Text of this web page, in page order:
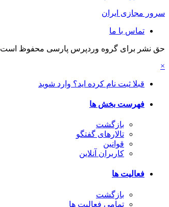
سرور مجازی ایران
تماس با ما
حق نشر برای گروه وردپرس پارسی محفوظ است
×
قبلا ثبت نام کرده اید؟ وارد شوید
فهرست بخش ها
بازگشت
تالارهای گفتگو
قوانین
کاربران آنلاین
فعالیت ها
بازگشت
تمامی فعالیت ها